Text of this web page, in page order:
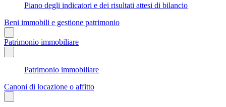
Piano degli indicatori e dei risultati attesi di bilancio
Beni immobili e gestione patrimonio
Patrimonio immobiliare
Patrimonio immobiliare
Canoni di locazione o affitto